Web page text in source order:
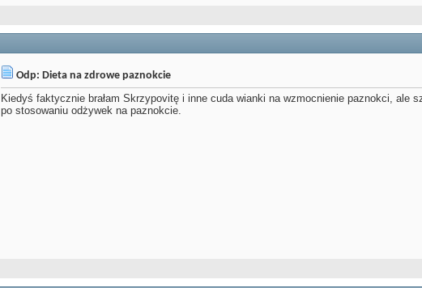
Odp: Dieta na zdrowe paznokcie
Kiedyś faktycznie brałam Skrzypovitę i inne cuda wianki na wzmocnienie paznokci, ale
po stosowaniu odżywek na paznokcie.